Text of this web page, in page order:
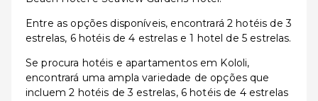
Entre as opções disponíveis, encontrará 2 hotéis de 3
estrelas, 6 hotéis de 4 estrelas e 1 hotel de 5 estrelas.
Se procura hotéis e apartamentos em Kololi,
encontrará uma ampla variedade de opções que
incluem 2 hotéis de 3 estrelas, 6 hotéis de 4 estrelas